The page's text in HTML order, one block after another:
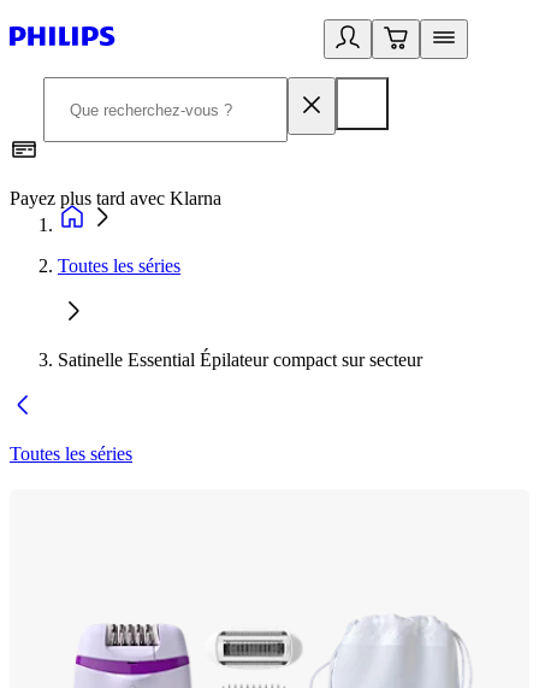
Payez plus tard avec Klarna
Toutes les séries
Satinelle Essential Épilateur compact sur secteur
Toutes les séries